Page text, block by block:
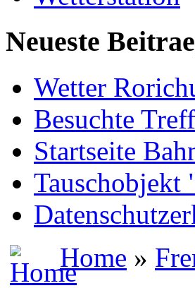
Neueste
Wetter
Besuchte
Startseite
Tauschobjekt
Home »